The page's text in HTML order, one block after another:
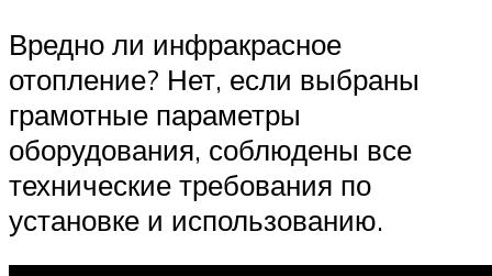
Вредно ли инфракрасное
отопление? Нет, если выбраны
грамотные параметры
оборудования, соблюдены все
технические требования по
установке и использованию.